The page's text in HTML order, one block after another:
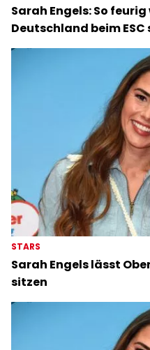
Sarah Engels: So feurig
Deutschland beim
STARS
Sarah Engels lässt
sitzen